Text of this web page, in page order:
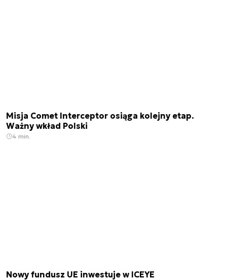
Misja Comet Interceptor osiąga kolejny etap.
Ważny wkład Polski
4 min.
Nowy fundusz UE inwestuje w ICEYE